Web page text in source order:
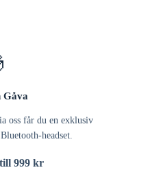
Gåva
oss får du en exklusiv
headset.
999 kr